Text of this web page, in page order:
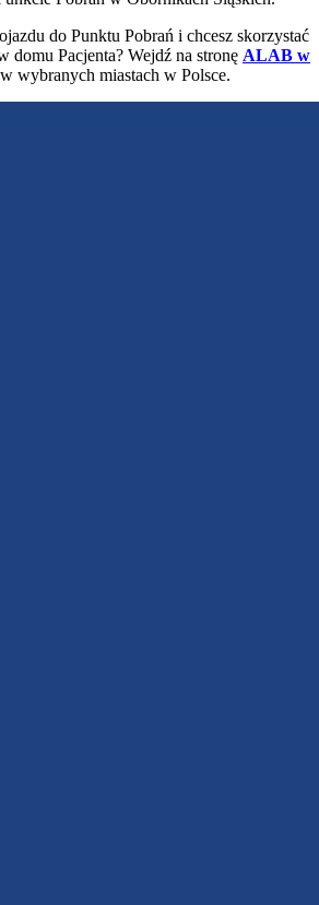
do Punktu Pobrań i chcesz skorzystać
domu Pacjenta? Wejdź na stronę ALAB w
wybranych miastach w Polsce.